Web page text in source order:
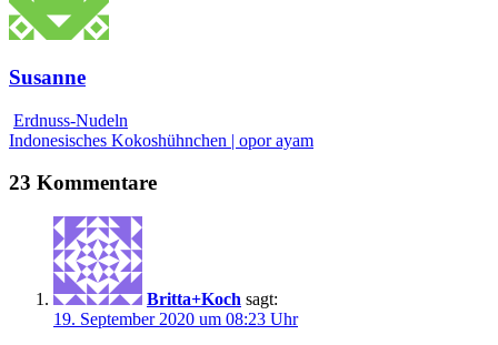
Susanne
Erdnuss-Nudeln
Indonesisches Kokoshühnchen | opor ayam
23 Kommentare
Britta+Koch sagt:
19. September 2020 um 08:23 Uhr